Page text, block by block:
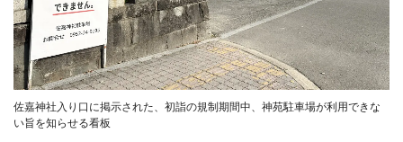
佐嘉神社入り口に掲示された、初詣の規制期間中、神苑駐車場が利用できな
い旨を知らせる看板